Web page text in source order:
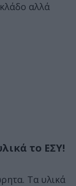
αλλά
το ΕΣΥ!
Τα υλικά